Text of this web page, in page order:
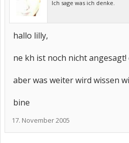
Ich sage was ich denke.
hallo lilly,
ne kh ist noch nicht
aber was weiter wird wissen
bine
17. November 2005